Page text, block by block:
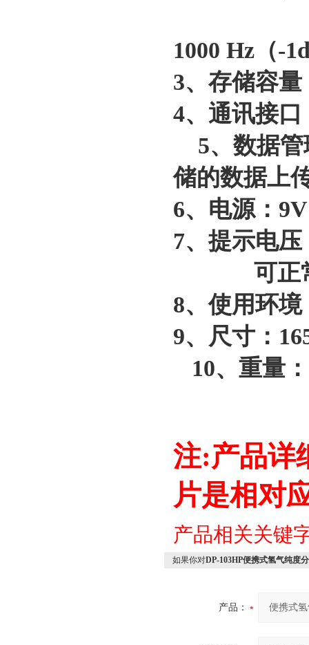
1000 Hz（-
3、存储容量
4、通讯接
5、数据管
储的数据
6、电源：
7、提示电
可正常
8、使用环
9、尺寸：
10、重量
注:产品详
片是相对
产品相关关键
如果你对DP-103HP便携式氢气纯度
产品：